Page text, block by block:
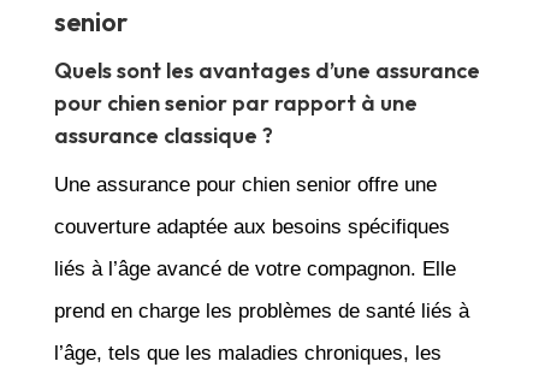
senior
Quels sont les avantages d’une assurance
pour chien senior par rapport à une
assurance classique ?
Une assurance pour chien senior offre une
couverture adaptée aux besoins spécifiques
liés à l’âge avancé de votre compagnon. Elle
prend en charge les problèmes de santé liés à
l’âge, tels que les maladies chroniques, les